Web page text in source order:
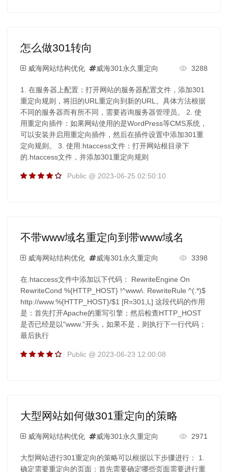
怎么做301转向
威海网站结构优化 威海301永久重定向 3288
1. 在服务器上配置：打开网站的服务器配置文件，添加301
重定向规则，将旧的URL重定向到新的URL。具体方法根据
不同的服务器而有所不同，需要咨询服务器管理员。 2. 使
用重定向插件：如果网站使用的是WordPress等CMS系统，
可以安装并启用重定向插件，然后在插件设置中添加301重
定向规则。 3. 使用.htaccess文件：打开网站根目录下
的.htaccess文件，并添加301重定向规则
Public @ 2023-06-25 02:50:10
不带www域名重定向到带www域名
威海网站结构优化 威海301永久重定向 3398
在.htaccess文件中添加以下代码： RewriteEngine On
RewriteCond %{HTTP_HOST} !^www\. RewriteRule ^(.*)$
http://www.%{HTTP_HOST}/$1 [R=301,L] 这段代码的作用
是：首先打开Apache的重写引擎；然后检查HTTP_HOST
是否已经是以"www."开头，如果不是，则执行下一行代码；
最后执行
Public @ 2023-06-23 12:00:08
大型网站如何做301重定向的策略
威海网站结构优化 威海301永久重定向 2971
大型网站进行301重定向的策略可以根据以下步骤进行： 1.
确定需要重定向的页面：首先需要确定哪些页面需要进行重